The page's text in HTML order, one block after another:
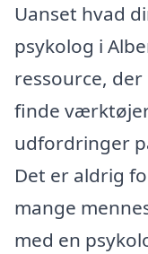
Uanset hvad
psykolog i
ressource,
finde
udfordringer
Det er aldrig
mange
med en